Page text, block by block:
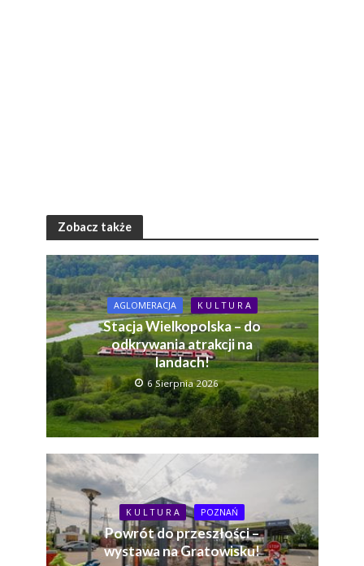
Zobacz także
AGLOMERACJA K U L T U R A
Stacja Wielkopolska – do
odkrywania atrakcji na
landach!
6 Sierpnia 2026
K U L T U R A POZNAŃ
Powrót do przeszłości –
wystawa na Gratowisku!